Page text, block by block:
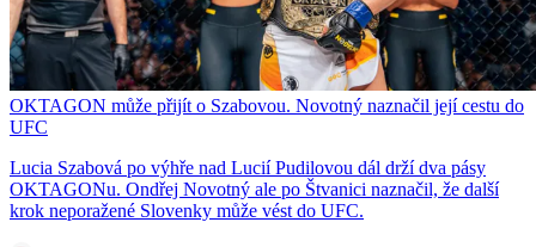
OKTAGON může přijít o Szabovou. Novotný naznačil její cestu do
UFC
Lucia Szabová po výhře nad Lucií Pudilovou dál drží dva pásy
OKTAGONu. Ondřej Novotný ale po Štvanici naznačil, že další
krok neporažené Slovenky může vést do UFC.